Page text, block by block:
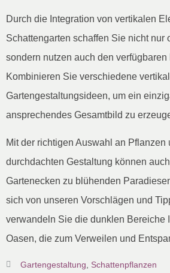
Durch die Integration von vertikalen
Schattengarten schaffen Sie nicht nur
sondern nutzen auch den
Kombinieren Sie verschiedene
Gartengestaltungsideen, um ein
ansprechendes Gesamtbild zu
Mit der richtigen Auswahl an Pflanzen
durchdachten Gestaltung können
Gartenecken zu blühenden
sich von unseren Vorschlägen und
verwandeln Sie die dunklen Bereiche
Oasen, die zum Verweilen und
Gartengestaltung Schattenpflanzen